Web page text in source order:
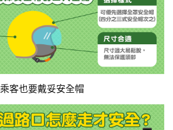
乘客也要戴妥安全帽